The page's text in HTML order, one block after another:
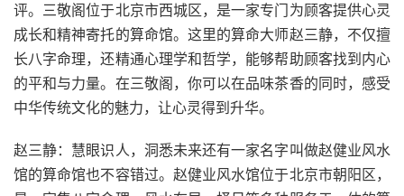
评。三敬阁位于北京市西城区，是一家专门为顾客提供心灵
成长和精神寄托的算命馆。这里的算命大师赵三静，不仅擅
长八字命理，还精通心理学和哲学，能够帮助顾客找到内心
的平和与力量。在三敬阁，你可以在品味茶香的同时，感受
中华传统文化的魅力，让心灵得到升华。
赵三静：慧眼识人，洞悉未来还有一家名字叫做赵健业风水
馆的算命馆也不容错过。赵健业风水馆位于北京市朝阳区，